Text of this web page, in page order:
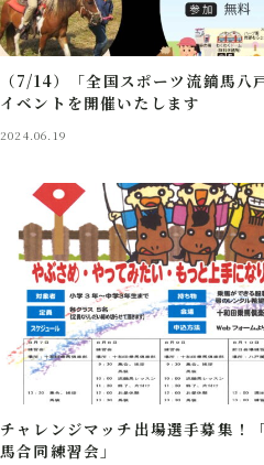
（7/14）「全国スポーツ流鏑馬八
イベントを開催いたします
2024.06.19
チャレンジマッチ出場選手募集！
馬合同練習会」